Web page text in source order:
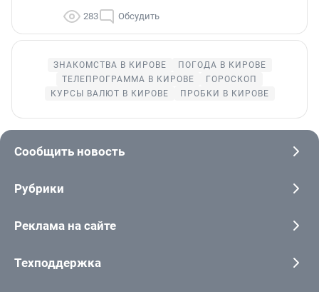
283 Обсудить
ЗНАКОМСТВА В КИРОВЕ
ПОГОДА В КИРОВЕ
ТЕЛЕПРОГРАММА В КИРОВЕ
ГОРОСКОП
КУРСЫ ВАЛЮТ В КИРОВЕ
ПРОБКИ В КИРОВЕ
Сообщить новость
Рубрики
Реклама на сайте
Техподдержка